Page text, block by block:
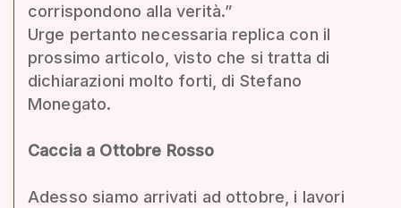
corrispondono alla verità.”
Urge pertanto necessaria replica con il
prossimo articolo, visto che si tratta di
dichiarazioni molto forti, di Stefano
Monegato.
Caccia a Ottobre Rosso
Adesso siamo arrivati ad ottobre, i lavori